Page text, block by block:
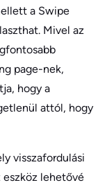
a Swipe
Mivel az
page-nek,
hogy a
attól, hogy
visszafordulási
eszköz lehetővé